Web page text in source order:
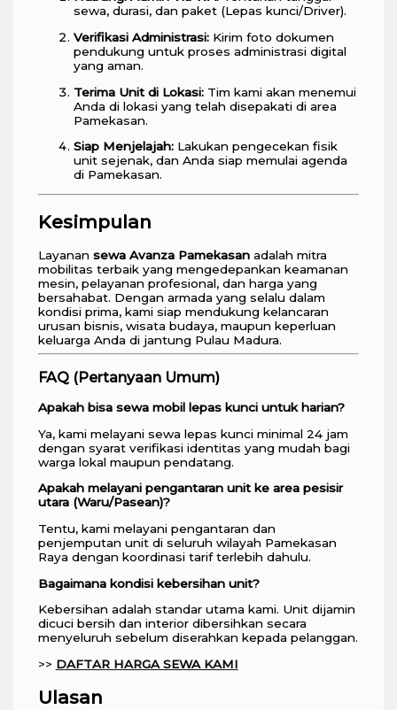
sewa, durasi, dan paket (Lepas kunci/Driver).
Verifikasi Administrasi:Kirim foto dokumen
pendukung untuk proses administrasi digital
yang aman.
Terima Unit di Lokasi:Tim kami akan menemui
Anda di lokasi yang telah disepakati di area
Pamekasan.
Siap Menjelajah:Lakukan pengecekan fisik
unit sejenak, dan Anda siap memulai agenda
di Pamekasan.
Kesimpulan
Layanan sewa Avanza Pamekasanadalah mitra
mobilitas terbaik yang mengedepankan keamanan
mesin, pelayanan profesional, dan harga yang
bersahabat. Dengan armada yang selalu dalam
kondisi prima, kami siap mendukung kelancaran
urusan bisnis, wisata budaya, maupun keperluan
keluarga Anda di jantung Pulau Madura.
FAQ (Pertanyaan Umum)
Apakah bisa sewa mobil lepas kunci untuk harian?
Ya, kami melayani sewa lepas kunci minimal 24 jam
dengan syarat verifikasi identitas yang mudah bagi
warga lokal maupun pendatang.
Apakah melayani pengantaran unit ke area pesisir
utara (Waru/Pasean)?
Tentu, kami melayani pengantaran dan
penjemputan unit di seluruh wilayah Pamekasan
Raya dengan koordinasi tarif terlebih dahulu.
Bagaimana kondisi kebersihan unit?
Kebersihan adalah standar utama kami. Unit dijamin
dicuci bersih dan interior dibersihkan secara
menyeluruh sebelum diserahkan kepada pelanggan.
>> DAFTAR HARGA SEWA KAMI
Ulasan